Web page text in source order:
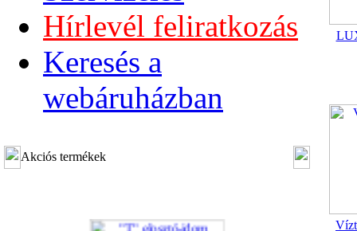
Hírlevél feliratkozás
Keresés a
webáruházban
Akciós termékek